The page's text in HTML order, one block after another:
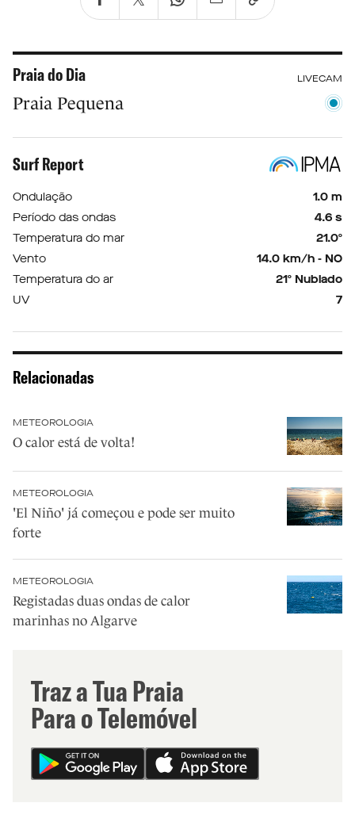
Praia do Dia LIVECAM
Praia Pequena
Surf Report
Ondulação
1.0 m
Período das ondas
4.6 s
Temperatura do mar
21.0º
Vento
14.0 km/h - NO
Temperatura do ar
21º Nublado
UV
7
Relacionadas
METEOROLOGIA
O calor está de volta!
METEOROLOGIA
'El Niño' já começou e pode ser muito
forte
METEOROLOGIA
Registadas duas ondas de calor
marinhas no Algarve
Traz a Tua Praia
Para o Telemóvel